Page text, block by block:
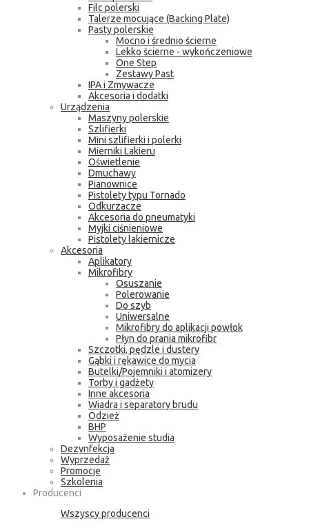
Filc polerski
Talerze mocujące (Backing Plate)
Pasty polerskie
Mocno i średnio ścierne
Lekko ścierne - wykończeniowe
One Step
Zestawy Past
IPA i Zmywacze
Akcesoria i dodatki
Urządzenia
Maszyny polerskie
Szlifierki
Mini szlifierki i polerki
Mierniki Lakieru
Oświetlenie
Dmuchawy
Pianownice
Pistolety typu Tornado
Odkurzacze
Akcesoria do pneumatyki
Myjki ciśnieniowe
Pistolety lakiernicze
Akcesoria
Aplikatory
Mikrofibry
Osuszanie
Polerowanie
Do szyb
Uniwersalne
Mikrofibry do aplikacji powłok
Płyn do prania mikrofibr
Szczotki, pędzle i dustery
Gąbki i rękawice do mycia
Butelki/Pojemniki i atomizery
Torby i gadżety
Inne akcesoria
Wiadra i separatory brudu
Odzież
BHP
Wyposażenie studia
Dezynfekcja
Wyprzedaż
Promocje
Szkolenia
Producenci
Wszyscy producenci